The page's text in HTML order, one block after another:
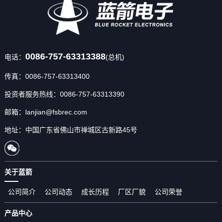
电话： 0086-757-63313388(总机)
传真：0086-757-63313400
投资者服务热线：0086-757-63313390
邮箱：lanjian@fsbrec.com
地址：中国广东省佛山市禅城区古新路45号
关于蓝箭
公司简介 公司动态 成长历程 厂区厂貌 公司荣誉
产品中心